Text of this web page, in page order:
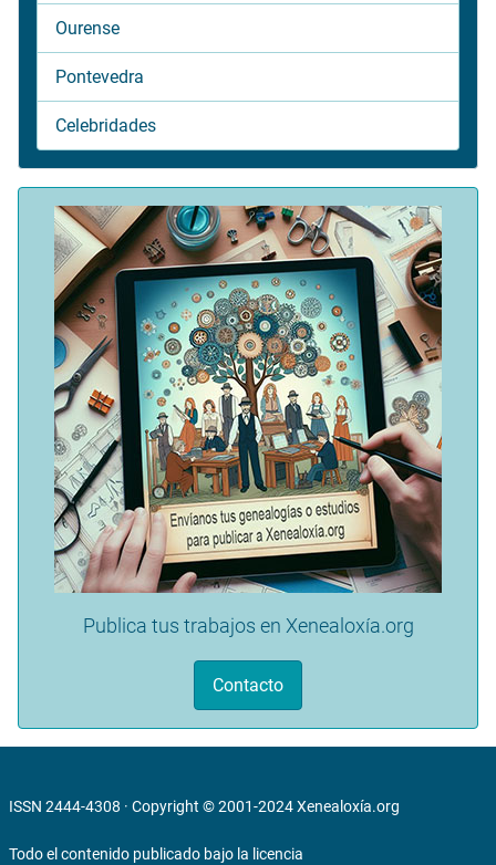
Ourense
Pontevedra
Celebridades
Publica tus trabajos en Xenealoxía.org
Contacto
ISSN 2444-4308 · Copyright © 2001-2024Xenealoxía.org
Todo el contenido publicado bajo la licencia